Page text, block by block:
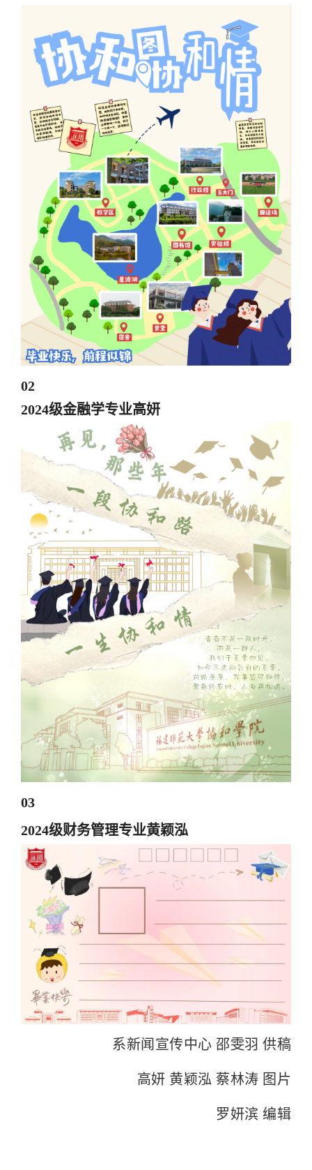
02
2024级金融学专业高妍
03
2024级财务管理专业黄颖泓
系新闻宣传中心 邵雯羽 供稿
高妍 黄颖泓 蔡林涛 图片
罗妍滨 编辑